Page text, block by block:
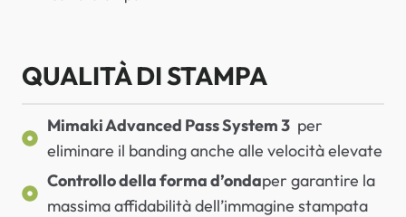
QUALITÀ DI STAMPA
Mimaki Advanced Pass System 3 per
eliminare il banding anche alle velocità elevate
Controllo della forma d’ondaper garantire la
massima affidabilità dell’immagine stampata